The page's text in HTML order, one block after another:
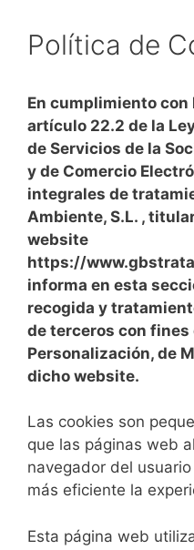
Política de
En cumplimiento con
artículo 22.2 de la
de Servicios de la
y de Comercio
integrales de
Ambiente, S.L. ,
website
https://
informa en esta
recogida y
de terceros con fines
Personalización, de
dicho website.
Las cookies son
que las páginas web
navegador del
más eficiente la
Esta página web